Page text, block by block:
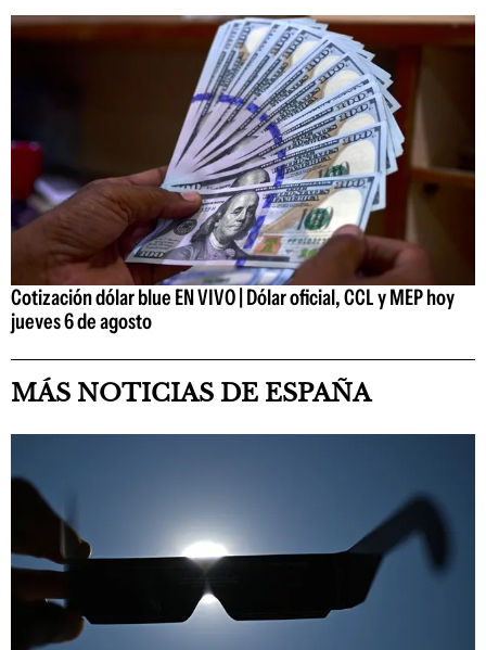
Cotización dólar blue EN VIVO | Dólar oficial, CCL y MEP hoy
jueves 6 de agosto
MÁS NOTICIAS DE ESPAÑA